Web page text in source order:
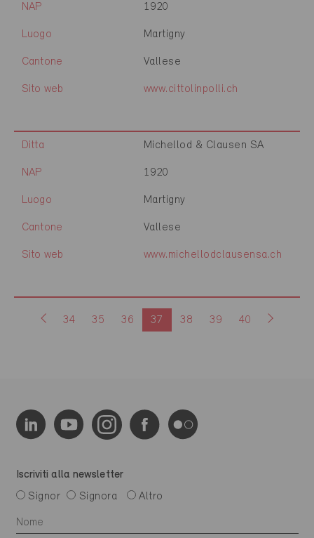
NAP 1920
Luogo Martigny
Cantone Vallese
Sito web www.cittolinpolli.ch
Ditta Michellod & Clausen SA
NAP 1920
Luogo Martigny
Cantone Vallese
Sito web www.michellodclausensa.ch
34 35 36 37 38 39 40
Iscriviti alla newsletter
Signor
Signora Altro